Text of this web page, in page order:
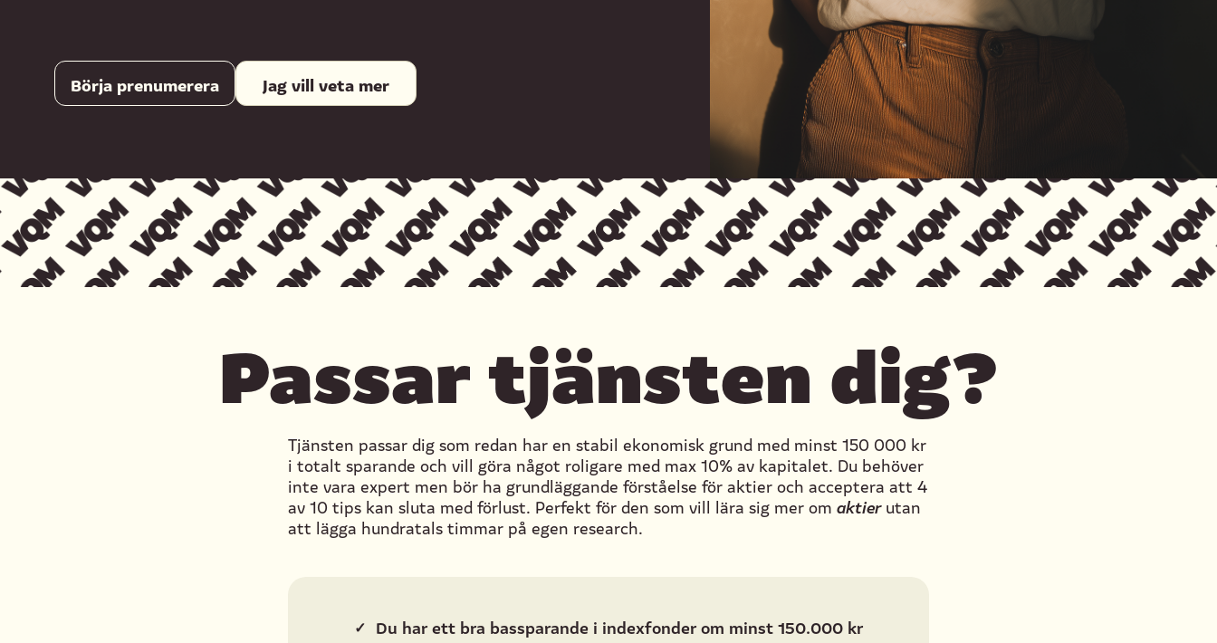
Börja prenumerera Jag vill veta mer
Passar tjänsten dig?
Tjänsten passar dig som redan har en stabil ekonomisk grund med minst 150 000 kr
i totalt sparande och vill göra något roligare med max 10% av kapitalet. Du behöver
inte vara expert men bör ha grundläggande förståelse för aktier och acceptera att 4
av 10 tips kan sluta med förlust. Perfekt för den som vill lära sig mer om aktierutan
att lägga hundratals timmar på egen research.
✓ Du har ett bra bassparande i indexfonder om minst 150.000 kr